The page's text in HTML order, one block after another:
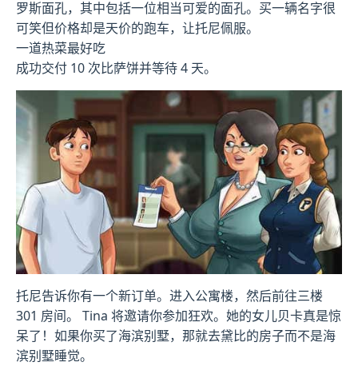
罗斯面孔，其中包括一位相当可爱的面孔。买一辆名字很
可笑但价格却是天价的跑车，让托尼佩服。
一道热菜最好吃
成功交付 10 次比萨饼并等待 4 天。
托尼告诉你有一个新订单。进入公寓楼，然后前往三楼
301 房间。 Tina 将邀请你参加狂欢。她的女儿贝卡真是惊
呆了！如果你买了海滨别墅，那就去黛比的房子而不是海
滨别墅睡觉。